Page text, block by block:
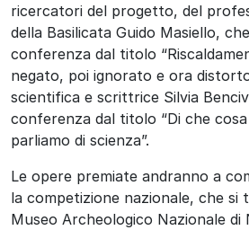
ricercatori del progetto, del
della Basilicata Guido Masiello,
conferenza dal titolo
negato, poi ignorato e ora
scientifica e scrittrice Silvia
conferenza dal titolo “Di che
parliamo di scienza”.
Le opere premiate andranno a
la competizione nazionale, che si
Museo Archeologico Nazionale di